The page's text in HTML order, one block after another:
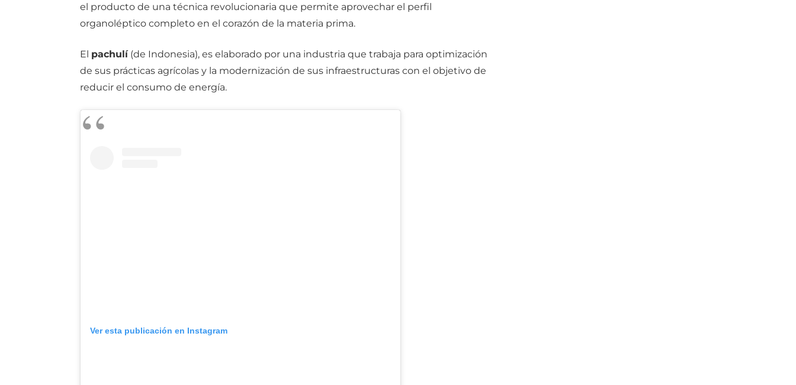
el producto de una técnica revolucionaria que permite aprovechar el perfil
organoléptico completo en el corazón de la materia prima.
El pachulí(de Indonesia), es elaborado por una industria que trabaja para optimización
de sus prácticas agrícolas y la modernización de sus infraestructuras con el objetivo de
reducir el consumo de energía.
Ver esta publicación en Instagram